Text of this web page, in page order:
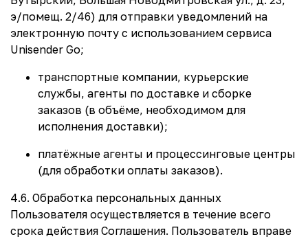
э/помещ. 2/46) для отправки уведомлений на
электронную почту с использованием сервиса
Unisender Go;
транспортные компании, курьерские
службы, агенты по доставке и сборке
заказов (в объёме, необходимом для
исполнения доставки);
платёжные агенты и процессинговые центры
(для обработки оплаты заказов).
4.6. Обработка персональных данных
Пользователя осуществляется в течение всего
срока действия Соглашения. Пользователь вправе